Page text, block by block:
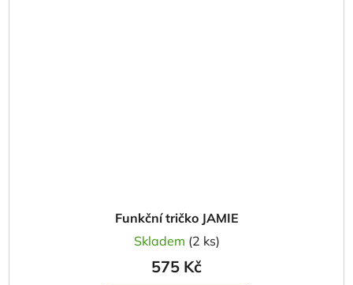
Funkční tričko JAMIE
Skladem (2 ks)
575 Kč